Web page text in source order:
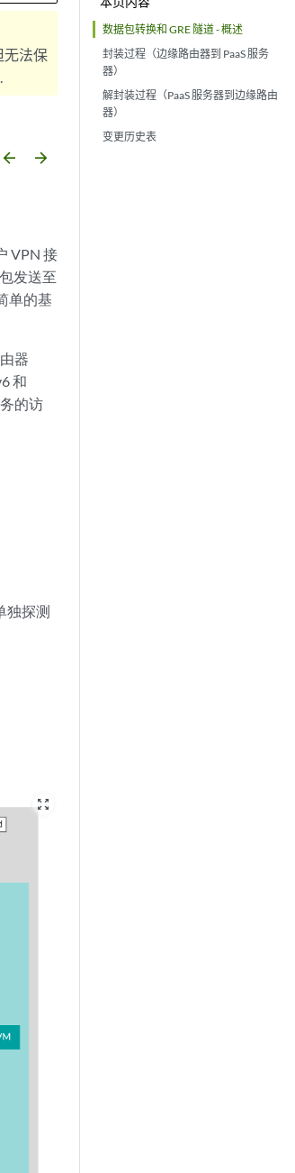
数据包转换和 GRE 隧道 - 概述
封装过程（边缘路由器到 PaaS 服务
器）
解封装过程（PaaS 服务器到边缘路由
器）
变更历史表
无法保
arrow_backward arrow_forward
VPN 接
发送至
单的基
器
和
的访
独探测
zoom_out_map